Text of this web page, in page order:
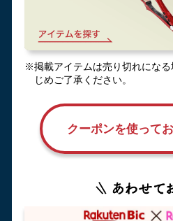
※掲載アイテムは売り切れにな
じめご了承ください。
クーポンを使って